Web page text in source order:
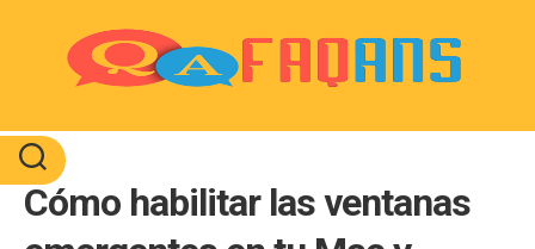
Cómo habilitar las ventanas